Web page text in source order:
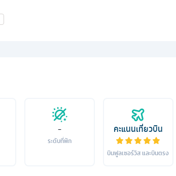
-
ระดับที่พัก
คะแนนเที่ยวบิน
บินฟูลเซอร์วิส และบินตรง